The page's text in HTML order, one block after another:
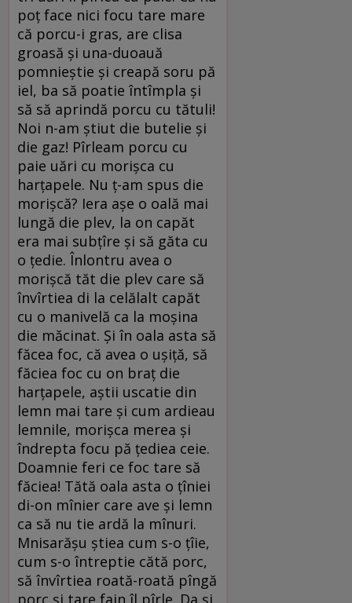
poț face nici focu tare mare
că porcu-i gras, are clisa
groasă și una-duoauă
pomnieștie și creapă soru pă
iel, ba să poatie întîmpla și
să să aprindă porcu cu tătuli!
Noi n-am știut die butelie și
die gaz! Pîrleam porcu cu
paie uări cu morișca cu
harțapele. Nu ț-am spus die
morișcă? Iera așe o oală mai
lungă die plev, la on capăt
era mai subțîre și să găta cu
o țedie. Înlontru avea o
morișcă tăt die plev care să
învîrtiea di la celălalt capăt
cu o manivelă ca la moșina
die măcinat. Și în oala asta să
făcea foc, că avea o ușiță, să
făciea foc cu on braț die
harțapele, aștii uscatie din
lemn mai tare și cum ardieau
lemnile, morișca merea și
îndrepta focu pă țediea ceie.
Doamnie feri ce foc tare să
făciea! Tătă oala asta o țîniei
di-on mînier care ave și lemn
ca să nu tie ardă la mînuri.
Mnisarășu știea cum s-o țîie,
cum s-o întreptie cătă porc,
să învîrtiea roată-roată pîngă
porc și tare fain îl pîrle. Da și